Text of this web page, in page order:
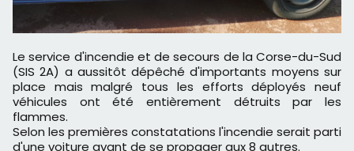
Le service d'incendie et de secours de la Corse-du-Sud
(SIS 2A) a aussitôt dépêché d'importants moyens sur
place mais malgré tous les efforts déployés neuf
véhicules ont été entièrement détruits par les
flammes.
Selon les premières constatations l'incendie serait parti
d'une voiture avant de se propager aux 8 autres.